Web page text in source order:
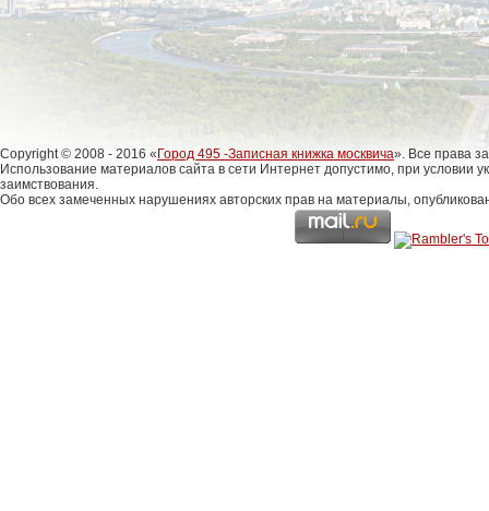
Copyright © 2008 - 2016 « Город 495 -Записная книжка москвича». Все права
Использование материалов сайта в сети Интернет допустимо, при условии
заимствования.
Обо всех замеченных нарушениях авторских прав на материалы,